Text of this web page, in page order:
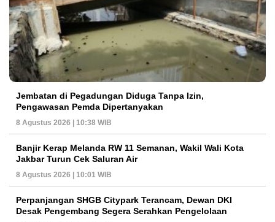
Jembatan di Pegadungan Diduga Tanpa Izin,
Pengawasan Pemda Dipertanyakan
8 Agustus 2026 | 10:38 WIB
Banjir Kerap Melanda RW 11 Semanan, Wakil Wali Kota
Jakbar Turun Cek Saluran Air
8 Agustus 2026 | 10:01 WIB
Perpanjangan SHGB Citypark Terancam, Dewan DKI
Desak Pengembang Segera Serahkan Pengelolaan